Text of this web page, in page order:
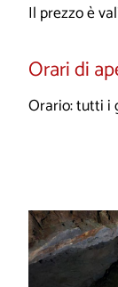
Il prezzo è
Orari di
Orario: tutti i